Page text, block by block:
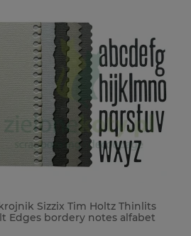
Sizzix Tim Holtz Thinlits
Edges bordery notes alfabet